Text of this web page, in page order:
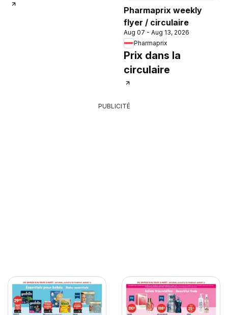
Pharmaprix weekly
flyer / circulaire
Aug 07 - Aug 13, 2026
Pharmaprix
Prix dans la
circulaire
PUBLICITÉ